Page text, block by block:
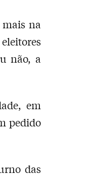
na
não, a
em
pedido
das